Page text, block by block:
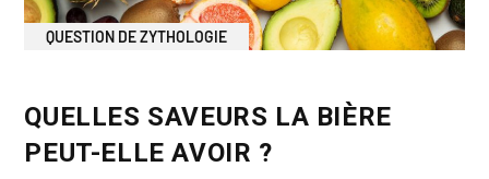
QUESTION DE ZYTHOLOGIE
QUELLES SAVEURS LA BIÈRE
PEUT-ELLE AVOIR ?